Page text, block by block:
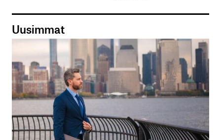
Uusimmat